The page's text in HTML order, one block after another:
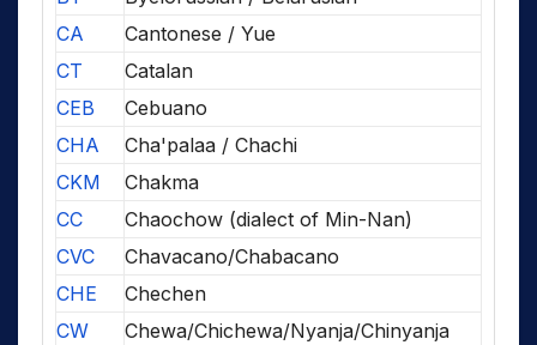
CA
Cantonese / Yue
CT
Catalan
CEB
Cebuano
CHA
Cha'palaa / Chachi
CKM
Chakma
CC
Chaochow (dialect of Min-Nan)
CVC
Chavacano/Chabacano
CHE
Chechen
CW
Chewa/Chichewa/Nyanja/Chinyanja